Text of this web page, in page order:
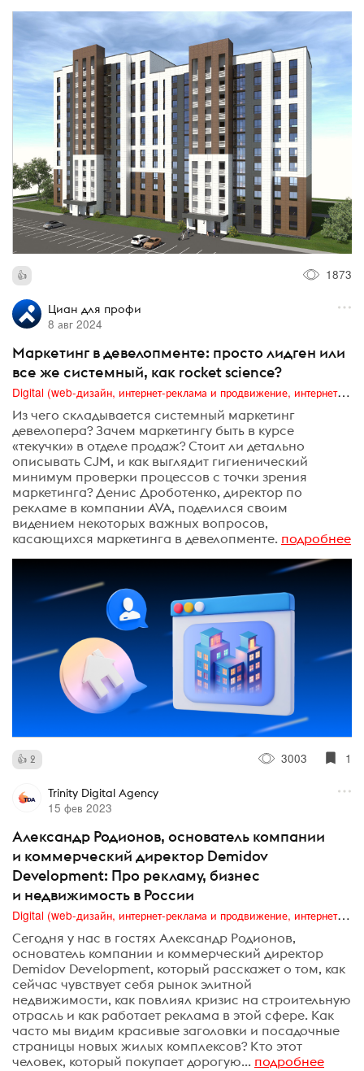
1873
Циан для профи
8 авг 2024
Маркетинг в девелопменте: просто лидген или
все же системный, как rocket science?
Digital (web-дизайн, интернет-реклама и продвижение, интернет-сообщества и блоги, интернет-коммуникации, мобильный маркетинг, реклама на цифровых экранах)
Из чего складывается системный маркетинг
девелопера? Зачем маркетингу быть в курсе
«текучки» в отделе продаж? Стоит ли детально
описывать CJM, и как выглядит гигиенический
минимум проверки процессов с точки зрения
маркетинга? Денис Дроботенко, директор по
рекламе в компании AVA, поделился своим
видением некоторых важных вопросов,
касающихся маркетинга в девелопменте. подробнее
2 3003 1
Trinity Digital Agency
15 фев 2023
Александр Родионов, основатель компании
и коммерческий директор Demidov
Development: Про рекламу, бизнес
и недвижимость в России
Digital (web-дизайн, интернет-реклама и продвижение, интернет-сообщества и блоги, интернет-коммуникации, мобильный маркетинг, реклама на цифровых экранах)
Сегодня у нас в гостях Александр Родионов,
основатель компании и коммерческий директор
Demidov Development, который расскажет о том, как
сейчас чувствует себя рынок элитной
недвижимости, как повлиял кризис на строительную
отрасль и как работает реклама в этой сфере. Как
часто мы видим красивые заголовки и посадочные
страницы новых жилых комплексов? Кто этот
человек, который покупает дорогую... подробнее